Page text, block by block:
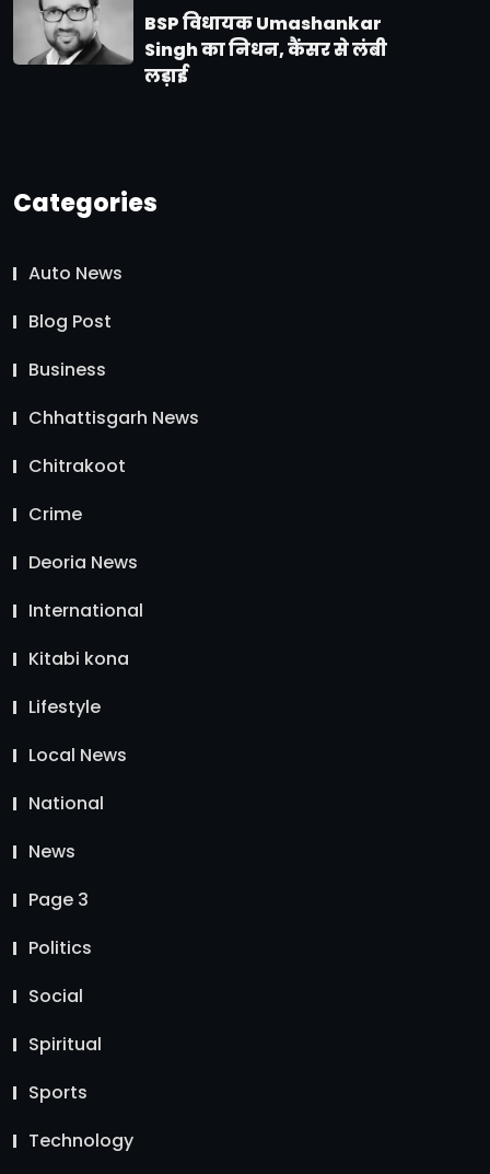
BSP विधायक Umashankar
Singh का निधन, कैंसर से लंबी
लड़ाई
Categories
Auto News
Blog Post
Business
Chhattisgarh News
Chitrakoot
Crime
Deoria News
International
Kitabi kona
Lifestyle
Local News
National
News
Page 3
Politics
Social
Spiritual
Sports
Technology